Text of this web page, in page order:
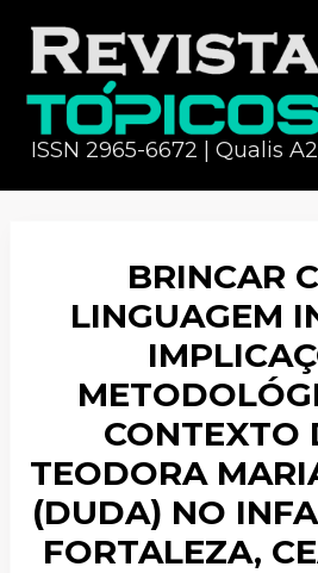
ISSN 2965-6672 | Qualis A2
BRINCAR
LINGUAGEM
CONTEXTO
TEODORA
(DUDA) NO
FORTALEZA,